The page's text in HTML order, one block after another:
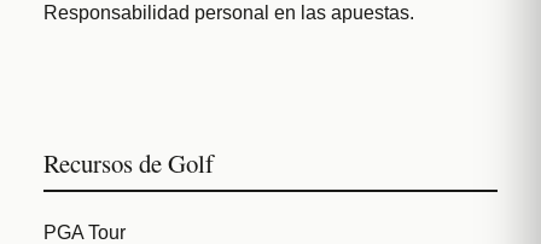
Responsabilidad personal en las apuestas.
Recursos de Golf
PGA Tour